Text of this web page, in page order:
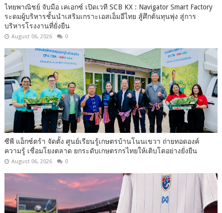
ไทยพาณิชย์ จับมือ เคเอกซ์ เปิดเวที SCB KX : Navigator Smart Factory
ระดมผู้บริหารชั้นนำเสริมเกราะเอสเอ็มอีไทย สู้ศึกต้นทุนพุ่ง สู่การ
บริหารโรงงานที่ยั่งยืน
August 06, 2026 0
ซีพี แอ็กซ์ตร้า จัดตั้ง ศูนย์เรียนรู้เกษตรบ้านโนนเขวา ถ่ายทอดองค์
ความรู้ เชื่อมโยงตลาด ยกระดับเกษตรกรไทยให้เติบโตอย่างยั่งยืน
August 06, 2026 0